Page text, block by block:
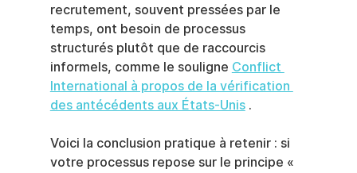
recrutement, souvent pressées par le
temps, ont besoin de processus
structurés plutôt que de raccourcis
informels, comme le souligne Conflict
International à propos de la vérification
des antécédents aux États-Unis .
Voici la conclusion pratique à retenir : si
votre processus repose sur le principe «